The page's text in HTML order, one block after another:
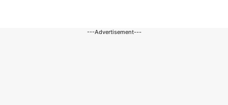
---Advertisement---